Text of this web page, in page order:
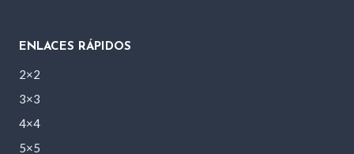
ENLACES RÁPIDOS
2×2
3×3
4×4
5×5